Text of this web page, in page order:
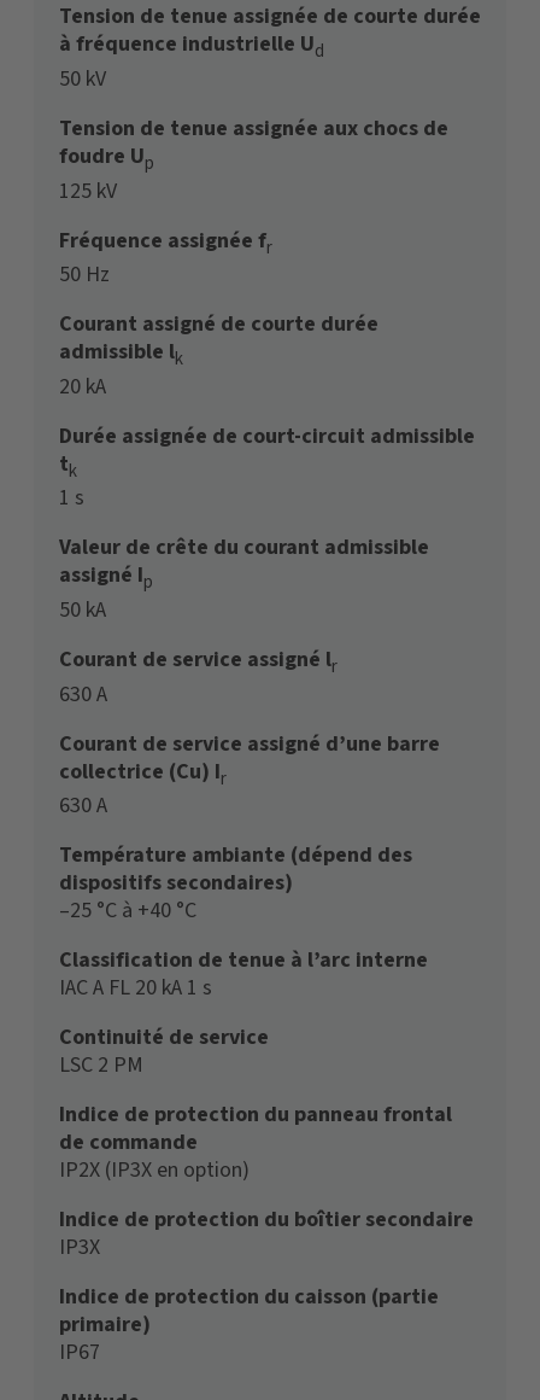
Tension de tenue assignée de courte durée
à fréquence industrielle Ud
50 kV
Tension de tenue assignée aux chocs de
foudre Up
125 kV
Fréquence assignée fr
50 Hz
Courant assigné de courte durée
admissible lk
20 kA
Durée assignée de court-circuit admissible
tk
1 s
Valeur de crête du courant admissible
assigné Ip
50 kA
Courant de service assigné lr
630 A
Courant de service assigné d’une barre
collectrice (Cu) Ir
630 A
Température ambiante (dépend des
dispositifs secondaires)
–25 °C à +40 °C
Classification de tenue à l’arc interne
IAC A FL 20 kA 1 s
Continuité de service
LSC 2 PM
Indice de protection du panneau frontal
de commande
IP2X (IP3X en option)
Indice de protection du boîtier secondaire
IP3X
Indice de protection du caisson (partie
primaire)
IP67